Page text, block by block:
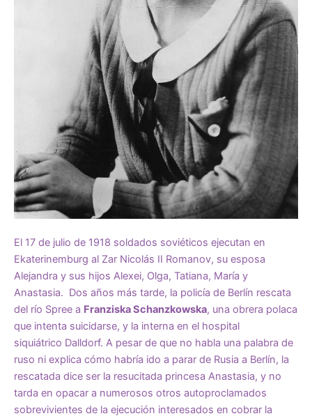
El 17 de julio de 1918 soldados soviéticos ejecutan en
Ekaterinemburg al Zar Nicolás II Romanov, su esposa
Alejandra y sus hijos Alexei, Olga, Tatiana, María y
Anastasia. Dos años más tarde, la policía de Berlín rescata
del río Spree a Franziska Schanzkowska, una obrera polaca
que intenta suicidarse, y la interna en el hospital
siquiátrico Dalldorf. A pesar de que no habla una palabra de
ruso ni explica cómo habría ido a parar de Rusia a Berlín, la
rescatada dice ser la resucitada princesa Anastasia, y no
tarda en opacar a numerosos otros autoproclamados
sobrevivientes de la ejecución interesados en cobrar la